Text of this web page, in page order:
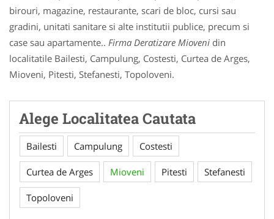
birouri, magazine, restaurante, scari de bloc, cursi sau
gradini, unitati sanitare si alte institutii publice, precum si
case sau apartamente.. Firma Deratizare Mioveni din
localitatile Bailesti, Campulung, Costesti, Curtea de Arges,
Mioveni, Pitesti, Stefanesti, Topoloveni.
Alege Localitatea Cautata
Bailesti Campulung Costesti
Curtea de Arges Mioveni Pitesti Stefanesti
Topoloveni